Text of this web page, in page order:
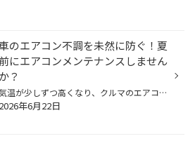
のエアコン不調を未然に防ぐ！夏
にエアコンメンテナンスしません
か？
気温が少しずつ高くなり、クルマのエアコンを使用する機会も増えてきていると思います。 是非、夏本番を迎える前におクルマのエアコンのメンテナンスをしませんか？ 【より快適に♪今がおススメ！カーエアコンのメンテナンス】 ■エアコンガスクリーニング おクルマの経年劣化によって、エアコンの効...
2026年6月22日